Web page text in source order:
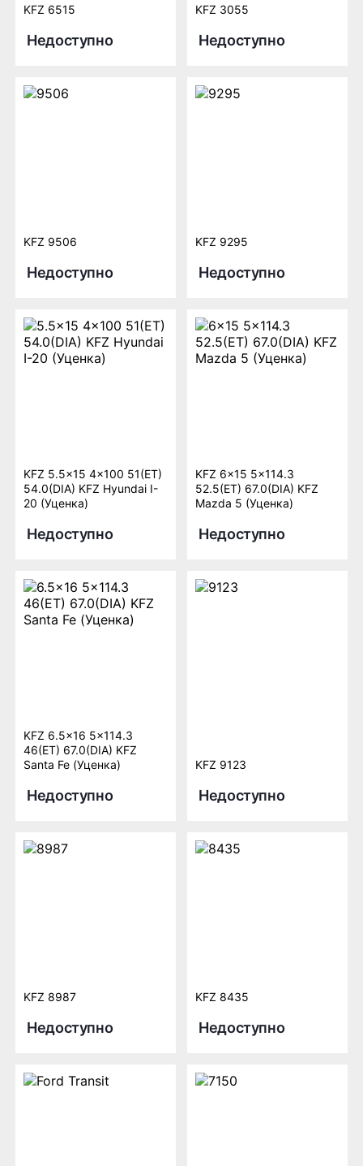
KFZ 6515
Недоступно
KFZ 3055
Недоступно
KFZ 9506
Недоступно
KFZ 9295
Недоступно
KFZ 5.5x15 4x100 51(ET)
54.0(DIA) KFZ Hyundai I-
20 (Уценка)
Недоступно
KFZ 6x15 5x114.3
52.5(ET) 67.0(DIA) KFZ
Mazda 5 (Уценка)
Недоступно
KFZ 6.5x16 5x114.3
46(ET) 67.0(DIA) KFZ
Santa Fe (Уценка)
Недоступно
KFZ 9123
Недоступно
KFZ 8987
Недоступно
KFZ 8435
Недоступно